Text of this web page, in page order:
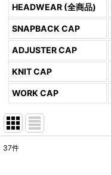
HEADWEAR (全商品)
SNAPBACK CAP
ADJUSTER CAP
KNIT CAP
WORK CAP
37件